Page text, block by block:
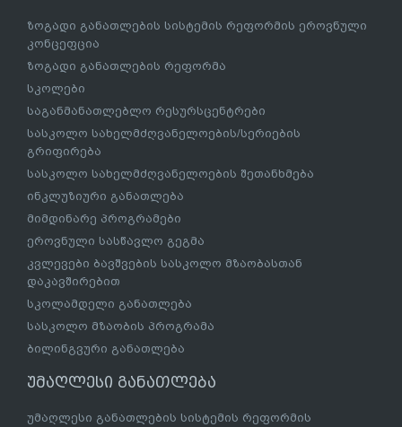
ზოგადი განათლების სისტემის რეფორმის ეროვნული
კონცეფცია
ზოგადი განათლების რეფორმა
სკოლები
საგანმანათლებლო რესურსცენტრები
სასკოლო სახელმძღვანელოების/სერიების
გრიფირება
სასკოლო სახელმძღვანელოების შეთანხმება
ინკლუზიური განათლება
მიმდინარე პროგრამები
ეროვნული სასწავლო გეგმა
კვლევები ბავშვების სასკოლო მზაობასთან
დაკავშირებით
სკოლამდელი განათლება
სასკოლო მზაობის პროგრამა
ბილინგვური განათლება
უმაღლესი განათლება
უმაღლესი განათლების სისტემის რეფორმის